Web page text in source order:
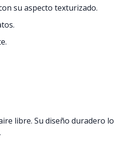
su aspecto texturizado.
libre. Su diseño duradero lo